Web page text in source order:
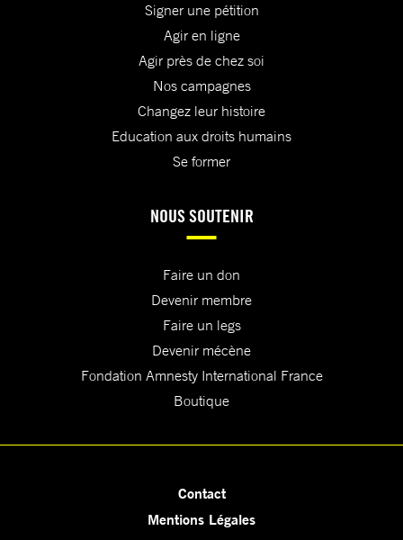
Signer une pétition
Agir en ligne
Agir près de chez soi
Nos campagnes
Changez leur histoire
Education aux droits humains
Se former
NOUS SOUTENIR
Faire un don
Devenir membre
Faire un legs
Devenir mécène
Fondation Amnesty International France
Boutique
Contact
Mentions Légales